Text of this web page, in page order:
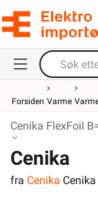
Forsiden Varme
Cenika FlexFoil
Cenika
FlexFoil
fra Cenika